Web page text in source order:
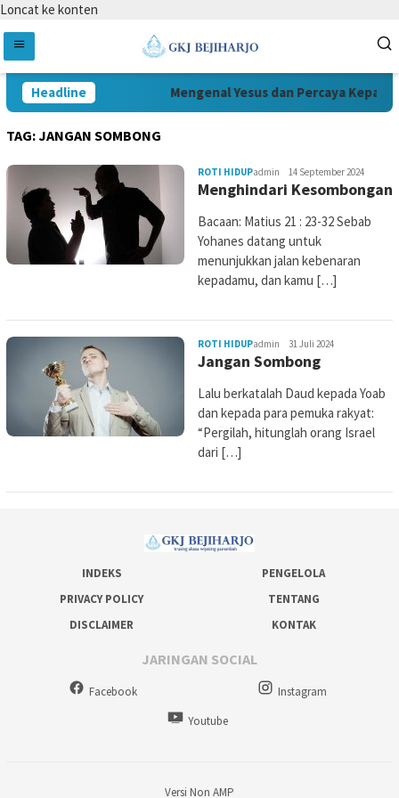
Loncat ke konten
Headline Mengenal Yesus dan Percaya Kepada
TAG:JANGAN SOMBONG
ROTI HIDUPadmin 14 September 2024
Menghindari Kesombongan
Bacaan: Matius 21 : 23-32 Sebab
Yohanes datang untuk
menunjukkan jalan kebenaran
kepadamu, dan kamu […]
ROTI HIDUPadmin 31 Juli 2024
Jangan Sombong
Lalu berkatalah Daud kepada Yoab
dan kepada para pemuka rakyat:
“Pergilah, hitunglah orang Israel
dari […]
INDEKS
PENGELOLA
PRIVACY POLICY
TENTANG
DISCLAIMER
KONTAK
JARINGAN SOCIAL
Facebook
Instagram
Youtube
Versi Non AMP